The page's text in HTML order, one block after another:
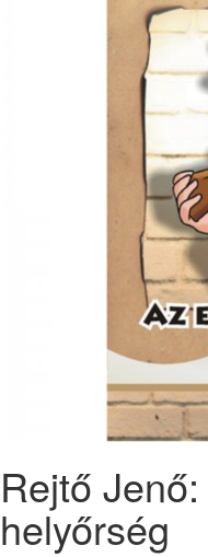
Rejtő
helyőrség